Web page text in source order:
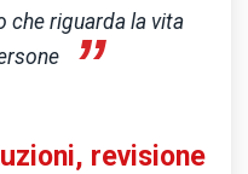
che riguarda la vita
”
revisione